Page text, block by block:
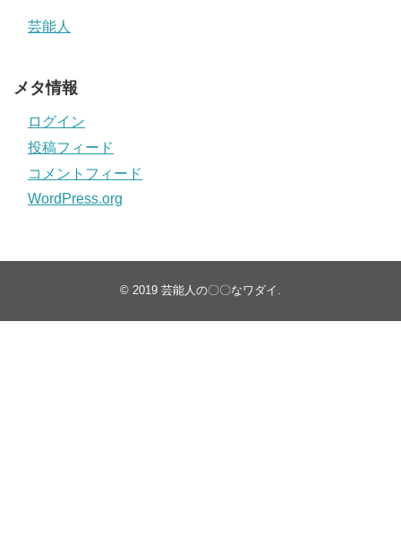
芸能人
メタ情報
ログイン
投稿フィード
コメントフィード
WordPress.org
© 2019 芸能人の〇〇なワダイ